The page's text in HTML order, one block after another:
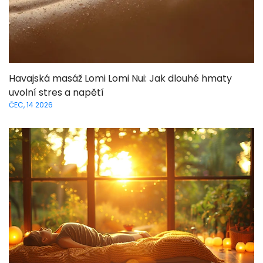
Havajská masáž Lomi Lomi Nui: Jak dlouhé hmaty
uvolní stres a napětí
ČEC, 14 2026